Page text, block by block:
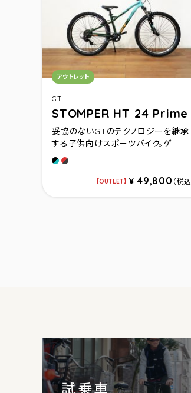
GT
STOMPER HT 24 Prime
カテゴリ：
アウトレット
妥協のないGTのテクノロジーを継承
する子供向けスポーツバイク。ゲ...
フォレストグリーン
レッド
OUTLET ¥ 49,800 （税込
試乗車